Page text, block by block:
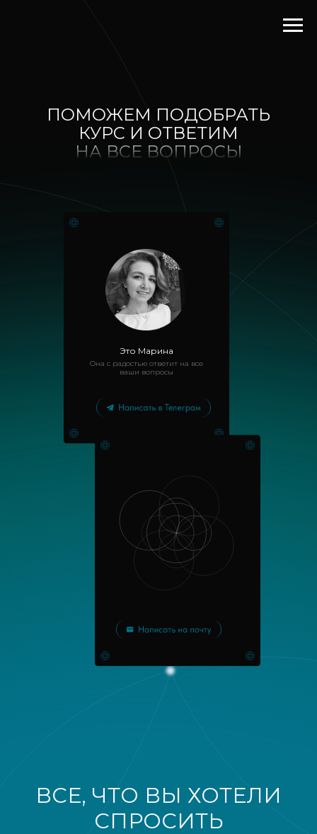
ПОМОЖЕМ ПОДОБРАТЬ
КУРС И ОТВЕТИМ
НА ВСЕ ВОПРОСЫ
Она с радостью ответит на все
ваши вопросы
Это Марина
ВСЕ, ЧТО ВЫ ХОТЕЛИ
СПРОСИТЬ